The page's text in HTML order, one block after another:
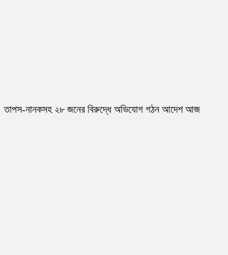
তাপস-নানকসহ ২৮ জনের বিরুদ্ধে অভিযোগ গঠন আদেশ আজ